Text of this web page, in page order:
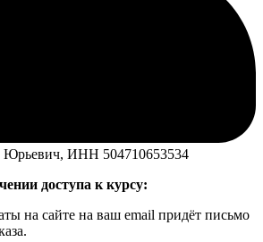
Юрьевич, ИНН 504710653534
доступа к курсу:
на сайте на ваш email придёт письмо